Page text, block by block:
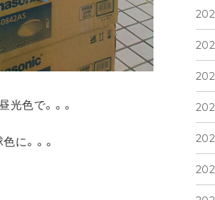
色で。。。
に。。。